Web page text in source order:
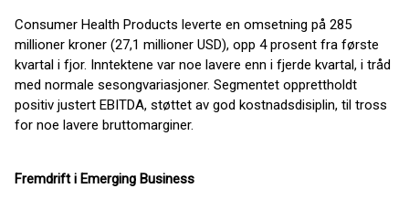
Consumer Health Products leverte en omsetning på 285
millioner kroner (27,1 millioner USD), opp 4 prosent fra første
kvartal i fjor. Inntektene var noe lavere enn i fjerde kvartal, i tråd
med normale sesongvariasjoner. Segmentet opprettholdt
positiv justert EBITDA, støttet av god kostnadsdisiplin, til tross
for noe lavere bruttomarginer.
Fremdrift i Emerging Business